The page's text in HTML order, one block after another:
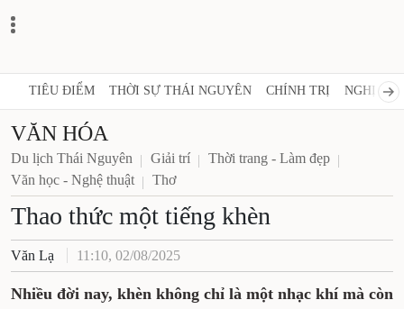
TIÊU ĐIỂM THỜI SỰ THÁI NGUYÊN CHÍNH TRỊ NGHỊ
VĂN HÓA
Du lịch Thái Nguyên Giải trí
Thời trang - Làm đẹp
Văn học - Nghệ thuật
Thơ
Thao thức một tiếng khèn
Văn Lạ 11:10, 02/08/2025
Nhiều đời nay, khèn không chỉ là một nhạc khí mà còn